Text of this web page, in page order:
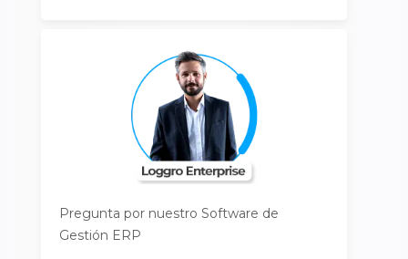
Pregunta por nuestro Software de
Gestión ERP